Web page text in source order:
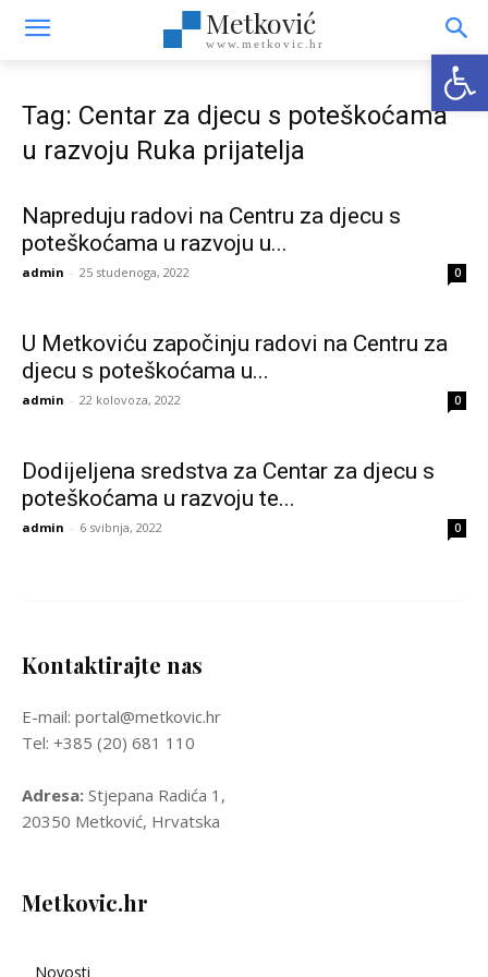
Metković
www.metkovic.hr
Tag: Centar za djecu s poteškoćama
u razvoju Ruka prijatelja
Napreduju radovi na Centru za djecu s
poteškoćama u razvoju u...
admin - 25 studenoga, 2022 0
U Metkoviću započinju radovi na Centru za
djecu s poteškoćama u...
admin - 22 kolovoza, 2022 0
Dodijeljena sredstva za Centar za djecu s
poteškoćama u razvoju te...
admin - 6 svibnja, 2022 0
Kontaktirajte nas
E-mail: portal@metkovic.hr
Tel: +385 (20) 681 110
Adresa: Stjepana Radića 1,
20350 Metković, Hrvatska
Metkovic.hr
Novosti